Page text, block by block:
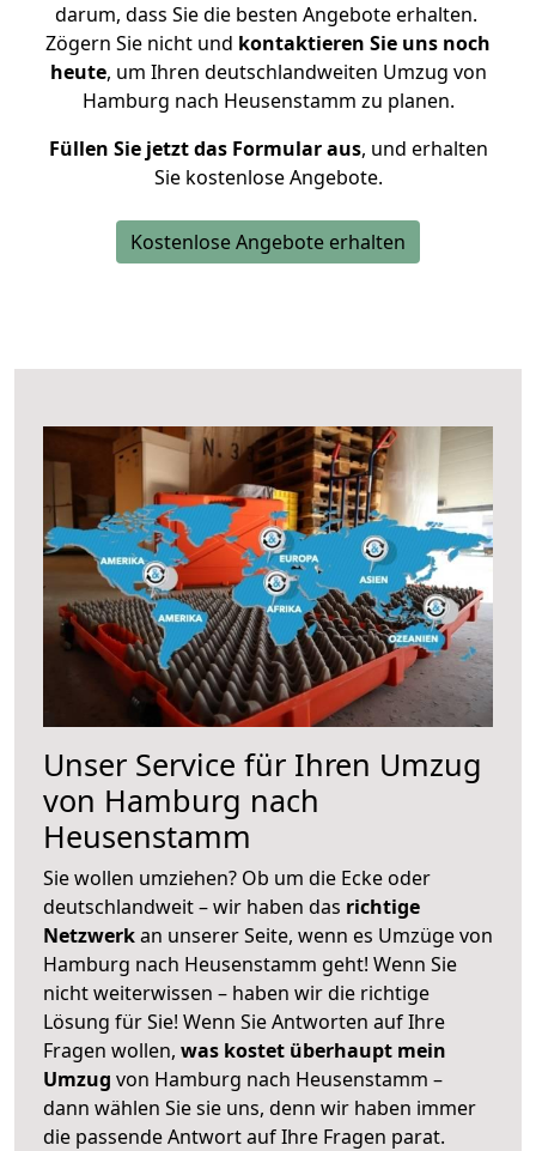
darum, dass Sie die besten Angebote erhalten.
Zögern Sie nicht und kontaktieren Sie uns noch
heute, um Ihren deutschlandweiten Umzug von
Hamburg nach Heusenstamm zu planen.
Füllen Sie jetzt das Formular aus, und erhalten
Sie kostenlose Angebote.
Kostenlose Angebote erhalten
Unser Service für Ihren Umzug
von Hamburg nach
Heusenstamm
Sie wollen umziehen? Ob um die Ecke oder
deutschlandweit – wir haben das richtige
Netzwerkan unserer Seite, wenn es Umzüge von
Hamburg nach Heusenstamm geht! Wenn Sie
nicht weiterwissen – haben wir die richtige
Lösung für Sie! Wenn Sie Antworten auf Ihre
Fragen wollen, was kostet überhaupt mein
Umzug von Hamburg nach Heusenstamm –
dann wählen Sie sie uns, denn wir haben immer
die passende Antwort auf Ihre Fragen parat.